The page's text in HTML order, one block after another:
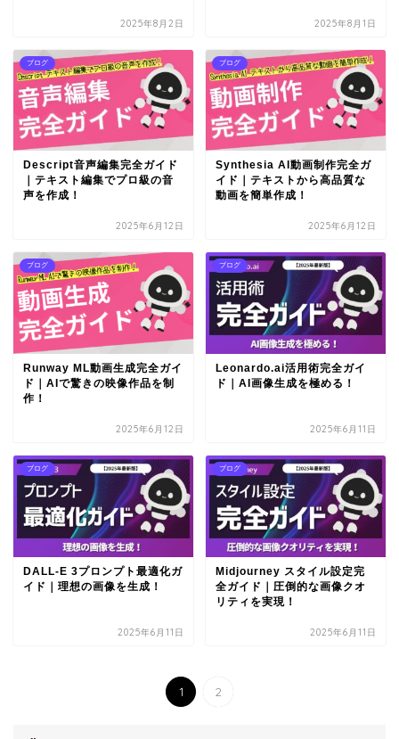
2025年8月2日 2025年8月1日
ブログ
Descript音声編集完全ガイド
｜テキスト編集でプロ級の音
声を作成！
2025年6月12日
ブログ
Synthesia AI動画制作完全ガ
イド｜テキストから高品質な
動画を簡単作成！
2025年6月12日
ブログ
Runway ML動画生成完全ガイ
ド｜AIで驚きの映像作品を制
作！
2025年6月12日
ブログ
Leonardo.ai活用術完全ガイ
ド｜AI画像生成を極める！
2025年6月11日
ブログ
DALL-E 3プロンプト最適化ガ
イド｜理想の画像を生成！
2025年6月11日
ブログ
Midjourney スタイル設定完
全ガイド｜圧倒的な画像クオ
リティを実現！
2025年6月11日
1 2